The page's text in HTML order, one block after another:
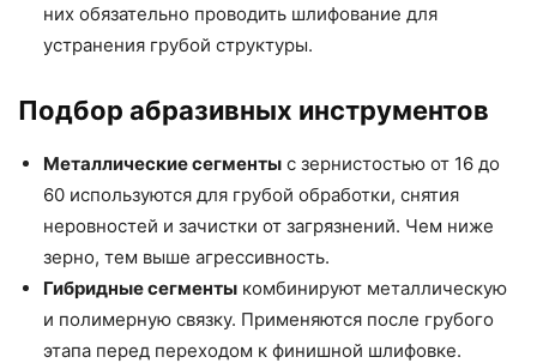
них обязательно проводить шлифование для
устранения грубой структуры.
Подбор абразивных инструментов
Металлические сегменты с зернистостью от 16 до
60 используются для грубой обработки, снятия
неровностей и зачистки от загрязнений. Чем ниже
зерно, тем выше агрессивность.
Гибридные сегменты комбинируют металлическую
и полимерную связку. Применяются после грубого
этапа перед переходом к финишной шлифовке.